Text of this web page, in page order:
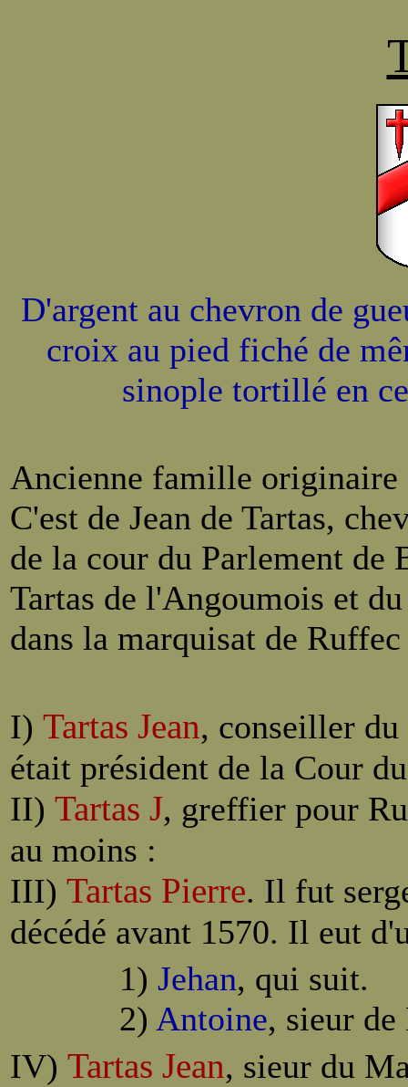
D'argent au chevron de
croix au pied fiché de
sinople tortillé en
Ancienne famille originaire
C'est de Jean de Tartas,
de la cour du Parlement de
Tartas de l'Angoumois et
dans la marquisat de
I) Tartas Jean, conseiller
était président de la Cour
II) Tartas J, greffier pour
au moins :
III) Tartas Pierre. Il fut
décédé avant 1570. Il eut
1) Jehan, qui suit.
2) Antoine, sieur de
IV) Tartas Jean, sieur du